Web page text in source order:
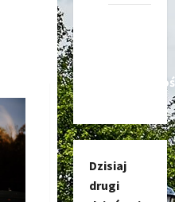
Dzisiaj
drugi